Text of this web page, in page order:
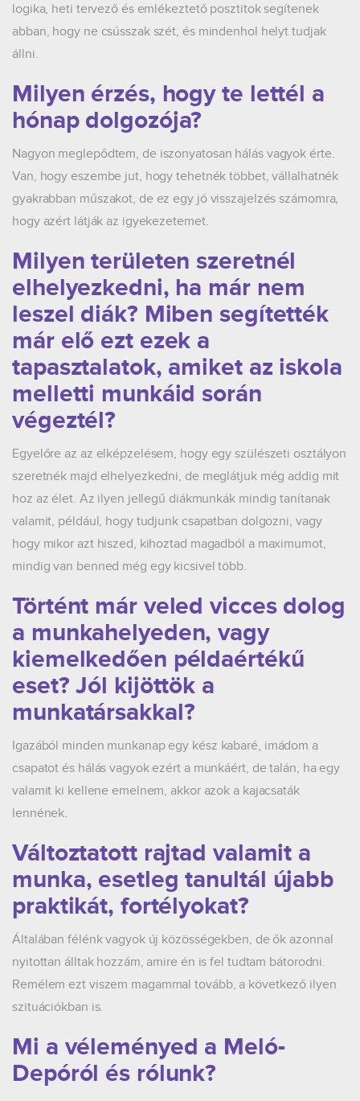
logika, heti tervező és emlékeztető posztitok segítenek
abban, hogy ne csússzak szét, és mindenhol helyt tudjak
állni.
Milyen érzés, hogy te lettél a
hónap dolgozója?
Nagyon meglepődtem, de iszonyatosan hálás vagyok érte.
Van, hogy eszembe jut, hogy tehetnék többet, vállalhatnék
gyakrabban műszakot, de ez egy jó visszajelzés számomra,
hogy azért látják az igyekezetemet.
Milyen területen szeretnél
elhelyezkedni, ha már nem
leszel diák? Miben segítették
már elő ezt ezek a
tapasztalatok, amiket az iskola
melletti munkáid során
végeztél?
Egyelőre az az elképzelésem, hogy egy szülészeti osztályon
szeretnék majd elhelyezkedni, de meglátjuk még addig mit
hoz az élet. Az ilyen jellegű diákmunkák mindig tanítanak
valamit, például, hogy tudjunk csapatban dolgozni, vagy
hogy mikor azt hiszed, kihoztad magadból a maximumot,
mindig van benned még egy kicsivel több.
Történt már veled vicces dolog
a munkahelyeden, vagy
kiemelkedően példaértékű
eset? Jól kijöttök a
munkatársakkal?
Igazából minden munkanap egy kész kabaré, imádom a
csapatot és hálás vagyok ezért a munkáért, de talán, ha egy
valamit ki kellene emelnem, akkor azok a kajacsaták
lennének.
Változtatott rajtad valamit a
munka, esetleg tanultál újabb
praktikát, fortélyokat?
Általában félénk vagyok új közösségekben, de ők azonnal
nyitottan álltak hozzám, amire én is fel tudtam bátorodni.
Remélem ezt viszem magammal tovább, a következő ilyen
szituációkban is.
Mi a véleményed a Meló-
Depóról és rólunk?